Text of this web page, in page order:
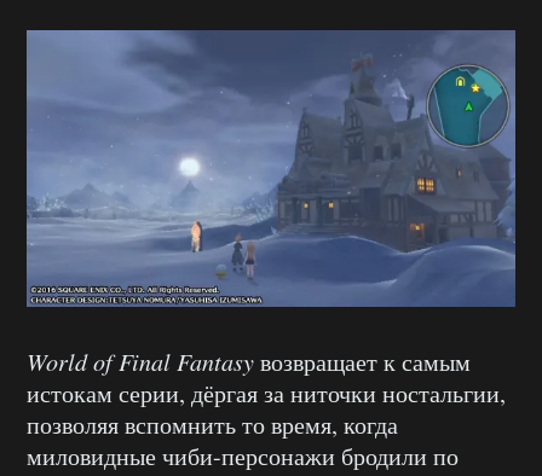
World of Final Fantasyвозвращает к самым
истокам серии, дёргая за ниточки ностальгии,
позволяя вспомнить то время, когда
миловидные чиби-персонажи бродили по